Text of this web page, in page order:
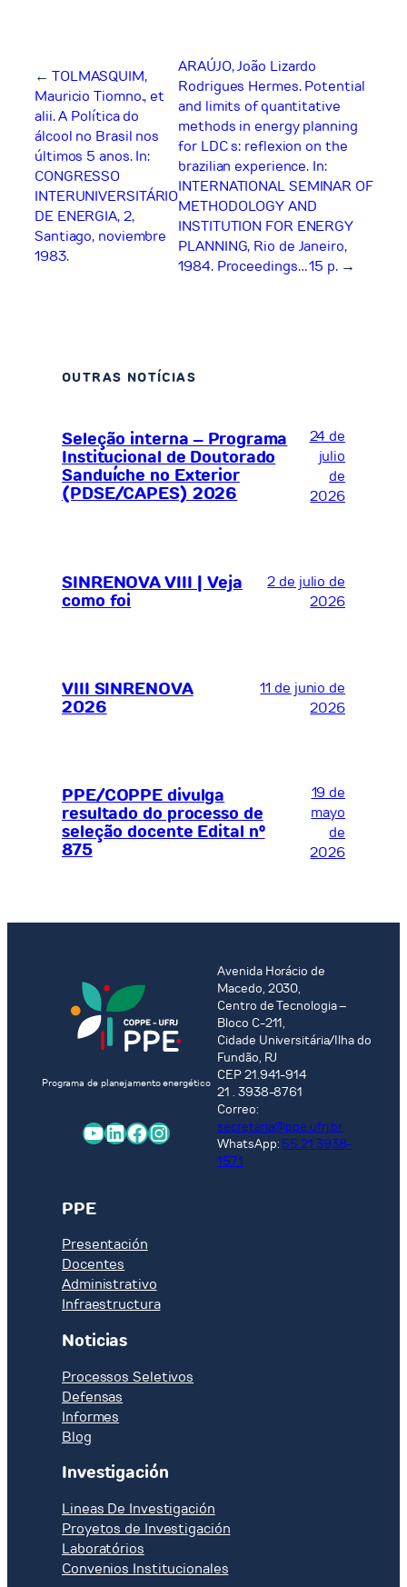
← TOLMASQUIM,
Mauricio Tiomno., et
alii. A Política do
álcool no Brasil nos
últimos 5 anos. In:
CONGRESSO
INTERUNIVERSITÁRIO
DE ENERGIA, 2,
Santiago, noviembre
1983.
ARAÚJO, João Lizardo
Rodrigues Hermes. Potential
and limits of quantitative
methods in energy planning
for LDC s: reflexion on the
brazilian experience. In:
INTERNATIONAL SEMINAR OF
METHODOLOGY AND
INSTITUTION FOR ENERGY
PLANNING, Rio de Janeiro,
1984. Proceedings… 15 p. →
OUTRAS NOTÍCIAS
Seleção interna – Programa
Institucional de Doutorado
Sanduíche no Exterior
(PDSE/CAPES) 2026
24 de
julio
de
2026
SINRENOVA VIII | Veja
como foi
2 de julio de
2026
VIII SINRENOVA
2026
11 de junio de
2026
PPE/COPPE divulga
resultado do processo de
seleção docente Edital nº
875
19 de
mayo
de
2026
Programa de planejamento energético
YouTube LinkedIn Facebook Instagram
Avenida Horácio de
Macedo, 2030,
Centro de Tecnologia –
Bloco C-211,
Cidade Universitária/Ilha do
Fundão, RJ
CEP 21.941-914
21 . 3938-8761
Correo:
secretaria@ppe.ufrj.br
WhatsApp: 55 21 3938-
1571
PPE
Presentación
Docentes
Administrativo
Infraestructura
Noticias
Processos Seletivos
Defensas
Informes
Blog
Investigación
Lineas De Investigación
Proyetos de Investigación
Laboratórios
Convenios Institucionales